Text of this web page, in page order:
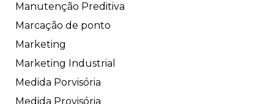
Manutenção Preditiva
Marcação de ponto
Marketing
Marketing Industrial
Medida Porvisória
Medida Provisória